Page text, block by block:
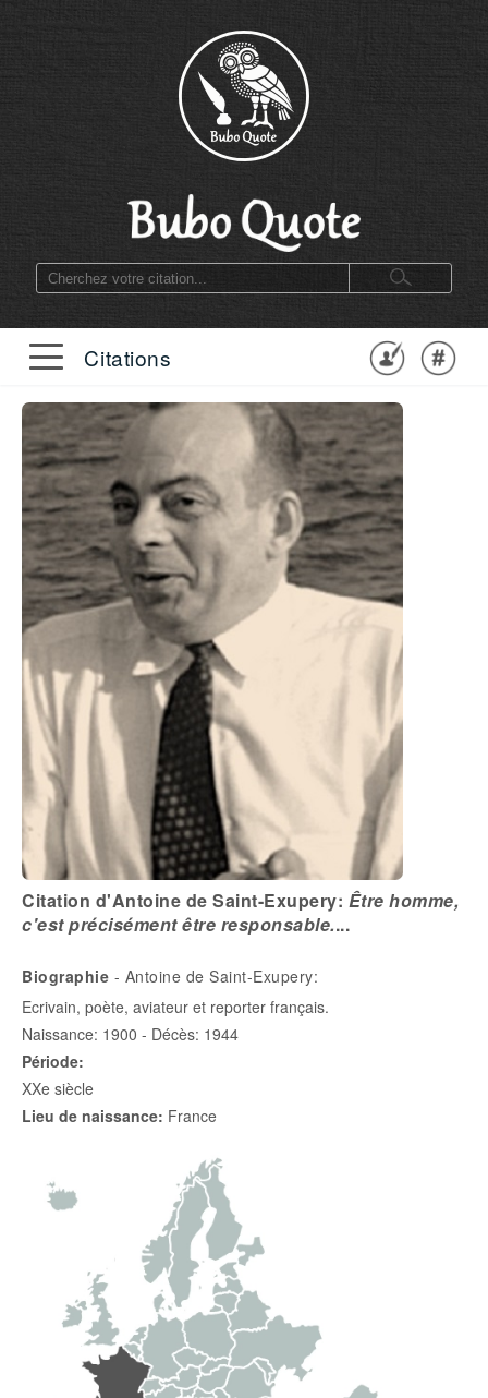
Citations
Citation d'Antoine de Saint-Exupery: Être homme,
c'est précisément être responsable....
Biographie - Antoine de Saint-Exupery:
Ecrivain, poète, aviateur et reporter français.
Naissance: 1900 - Décès: 1944
Période:
XXe siècle
Lieu de naissance: France